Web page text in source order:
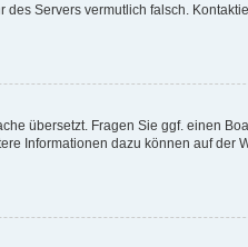
Servers vermutlich falsch.
übersetzt. Fragen Sie ggf. einen
Informationen dazu können auf der